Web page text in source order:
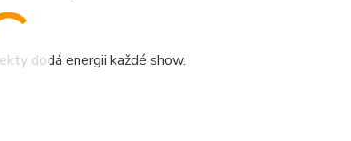
dodá energii každé show.